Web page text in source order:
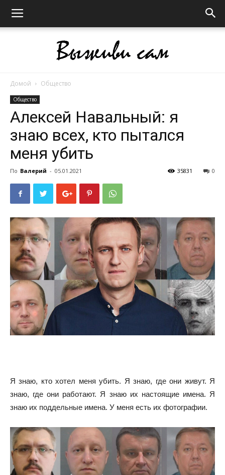
сам
Домой Общество
Общество
Алексей Навальный: я
знаю всех, кто пытался
меня убить
По Валерий - 05.01.2021 0
35831
Я знаю, кто хотел меня убить. Я знаю, где они живут. Я
знаю, где они работают. Я знаю их настоящие имена. Я
знаю их поддельные имена. У меня есть их фотографии.